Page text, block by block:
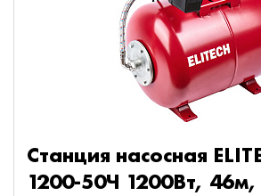
Станция насосная
1200-50Ч 1200Вт,